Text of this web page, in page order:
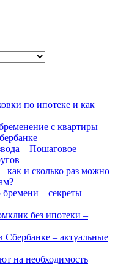
по ипотеке и как
с квартиры
– Пошаговое
как и сколько раз можно
бремени – секреты
без ипотеки –
Сбербанке – актуальные
на необходимость